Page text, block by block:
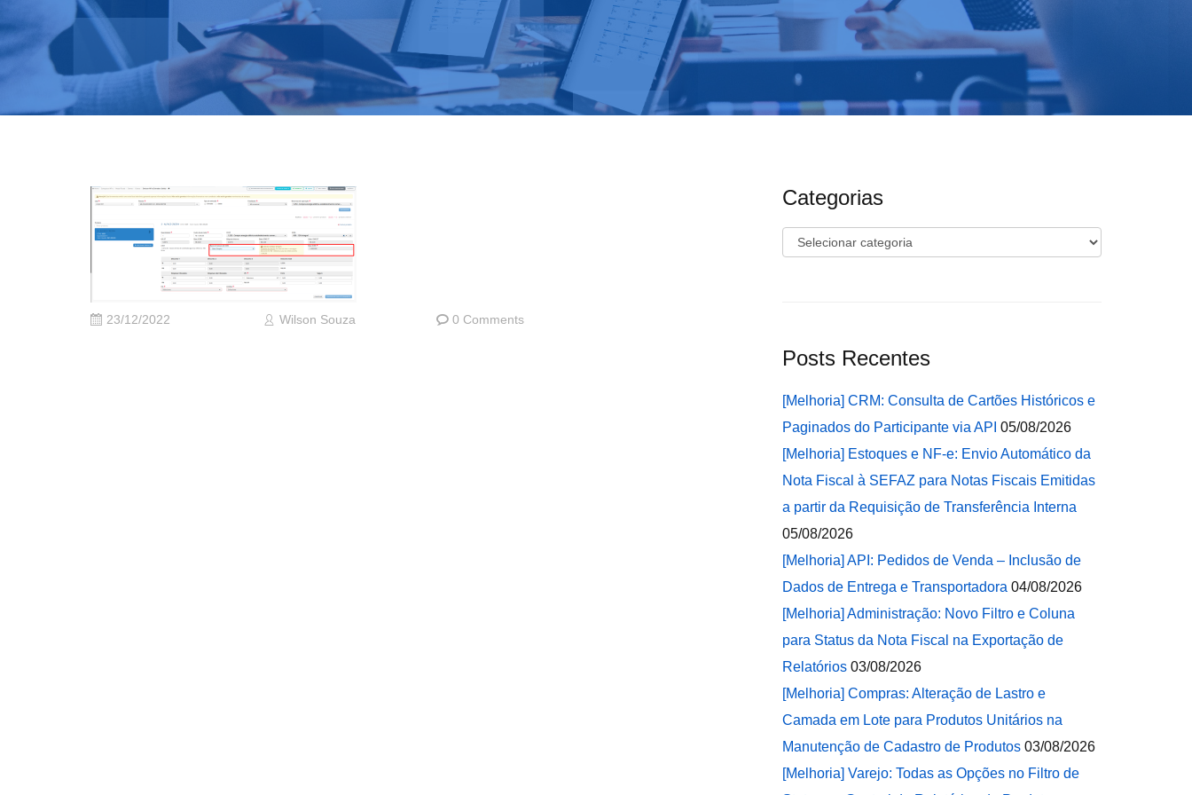
23/12/2022 Wilson Souza 0 Comments
Categorias
Categorias
Posts Recentes
[Melhoria] CRM: Consulta de Cartões Históricos e
Paginados do Participante via API 05/08/2026
[Melhoria] Estoques e NF-e: Envio Automático da
Nota Fiscal à SEFAZ para Notas Fiscais Emitidas
a partir da Requisição de Transferência Interna
05/08/2026
[Melhoria] API: Pedidos de Venda – Inclusão de
Dados de Entrega e Transportadora 04/08/2026
[Melhoria] Administração: Novo Filtro e Coluna
para Status da Nota Fiscal na Exportação de
Relatórios 03/08/2026
[Melhoria] Compras: Alteração de Lastro e
Camada em Lote para Produtos Unitários na
Manutenção de Cadastro de Produtos 03/08/2026
[Melhoria] Varejo: Todas as Opções no Filtro de